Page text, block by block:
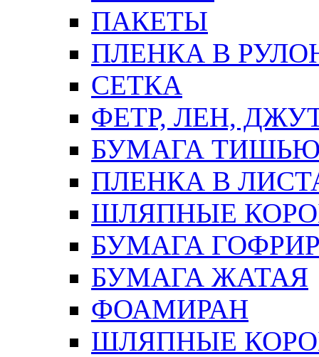
ПАКЕТЫ
ПЛЕНКА В
СЕТКА
ФЕТР, ЛЕН,
БУМАГА
ПЛЕНКА В
ШЛЯПНЫЕ
БУМАГА
БУМАГА ЖАТАЯ
ФОАМИРАН
ШЛЯПНЫЕ